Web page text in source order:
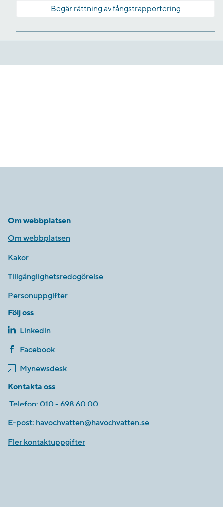
Begär rättning av fångstrapportering
Om webbplatsen
Om webbplatsen
Kakor
Tillgänglighetsredogörelse
Personuppgifter
Följ oss
Linkedin
Facebook
Mynewsdesk
Kontakta oss
Telefon: 010 - 698 60 00
E-post: havochvatten@havochvatten.se
Fler kontaktuppgifter